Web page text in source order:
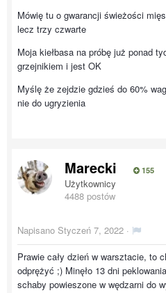
Mówię tu o gwarancji świeżości
lecz trzy czwarte
Moja kiełbasa na próbę już ponad
grzejnikiem i jest OK
Myślę że zejdzie gdzieś do 60%
nie do ugryzienia
Marecki 155
Użytkownicy
4488 postów
Napisano Styczeń 7, 2022 ·
Prawie cały dzień w warsztacie, to
odprężyć ;) Minęło 13 dni
schaby powieszone w wędzarni do